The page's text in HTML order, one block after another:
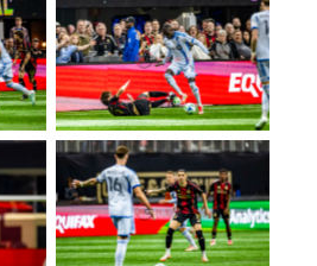
No Caption
No Caption